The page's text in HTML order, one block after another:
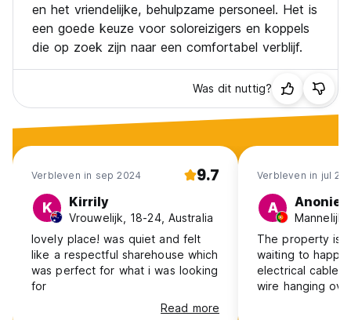
en het vriendelijke, behulpzame personeel. Het is
een goede keuze voor soloreizigers en koppels
die op zoek zijn naar een comfortabel verblijf.
Was dit nuttig?
Verbleven in sep 2024 9.7
K Kirrily
Vrouwelijk, 18-24, Australia
lovely place! was quiet and felt
like a respectful sharehouse which
was perfect for what i was looking
for
Read more
Verbleven in jul
A
The property is
waiting to
electrical cables
wire hanging